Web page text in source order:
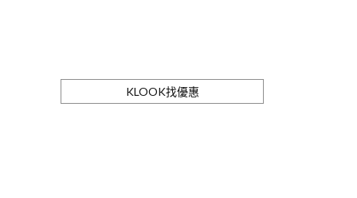
KLOOK找優惠